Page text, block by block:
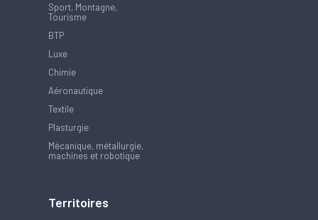
Sport, Montagne,
Tourisme
BTP
Luxe
Chimie
Aéronautique
Textile
Plasturgie
Mécanique, métallurgie,
machines et robotique
Territoires